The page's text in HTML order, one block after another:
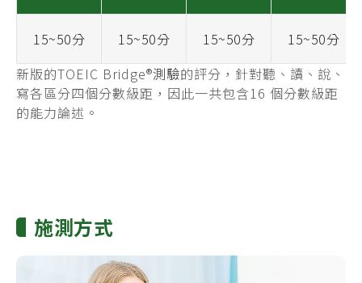
15~50分 15~50分 15~50分
15~50分
新版的TOEIC Bridge®測驗的評分，針對聽、讀、說、
寫各區分四個分數級距，因此一共包含16 個分數級距
的能力論述。
施測方式